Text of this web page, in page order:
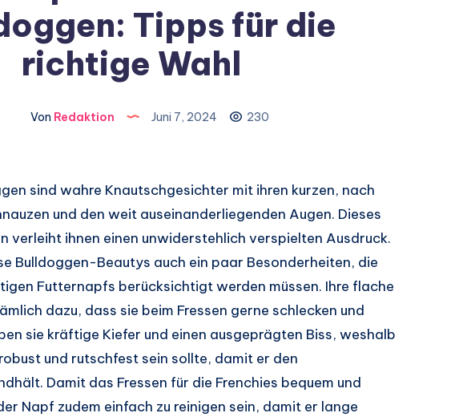
Tipps für die
richtige Wahl
Von Redaktion Juni 7, 2024 230
sind wahre Knautschgesichter mit ihren kurzen, nach
und den weit auseinanderliegenden Augen. Dieses
verleiht ihnen einen unwiderstehlich verspielten Ausdruck.
Bulldoggen-Beautys auch ein paar Besonderheiten, die
Futternapfs berücksichtigt werden müssen. Ihre flache
dazu, dass sie beim Fressen gerne schlecken und
sie kräftige Kiefer und einen ausgeprägten Biss, weshalb
und rutschfest sein sollte, damit er den
Damit das Fressen für die Frenchies bequem und
Napf zudem einfach zu reinigen sein, damit er lange